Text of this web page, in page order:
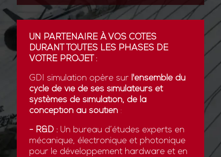
UN PARTENAIRE À VOS CÔTÉS
DURANT TOUTES LES PHASES DE
VOTRE PROJET :
GDI simulation opère sur l'ensemble du
cycle de vie de ses simulateurs et
systèmes de simulation, de la
conception au soutien:
- R&D :Un bureau d’études experts en
mécanique, électronique et photonique
pour le développement hardware et en